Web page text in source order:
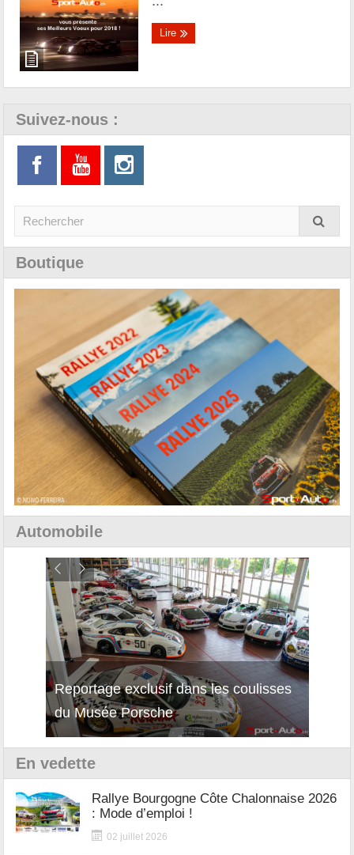
Lire
Suivez-nous :
Boutique
Automobile
Reportage exclusif dans les coulisses
du Musée Porsche
En vedette
Rallye Bourgogne Côte Chalonnaise 2026
: Mode d’emploi !
02 juillet 2026